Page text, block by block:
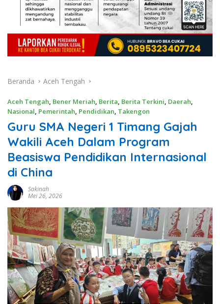
Beranda Aceh Tengah
Aceh Tengah, Bener Meriah, Berita, Berita Terkini, Daerah,
Nasional, Pemerintah, Pendidikan, Takengon
Guru SMA Negeri 1 Timang Gajah
Wakili Aceh Dalam Program
Beasiswa Pendidikan Internasional
di China
Sakinah
Mei 26, 2026